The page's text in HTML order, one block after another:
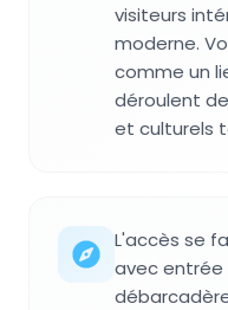
visiteurs
moderne.
comme un
déroulent
et culturels
L'accès se
avec entrée